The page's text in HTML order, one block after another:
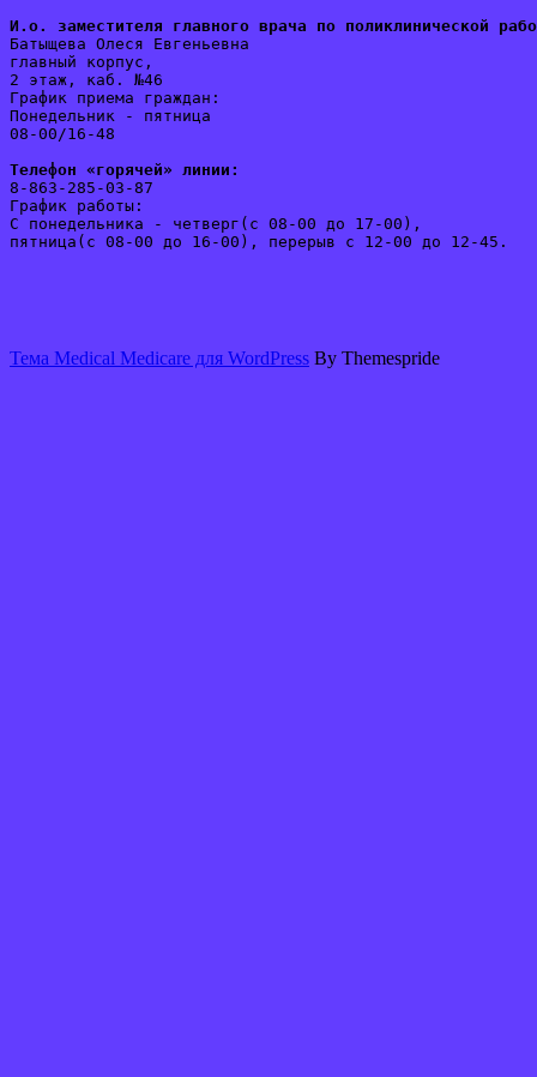
И.о. заместителя главного врача по поликлинической
Батыщева Олеся Евгеньевна
главный корпус,
2 этаж, каб. №46
График приема граждан:
Понедельник - пятница
08-00/16-48
Телефон «горячей» линии:
8-863-285-03-87
График работы:
С понедельника - четверг(с 08-00 до 17-00),
пятница(с 08-00 до 16-00), перерыв с 12-00 до 12-45.
Тема Medical Medicare для WordPress By Themespride